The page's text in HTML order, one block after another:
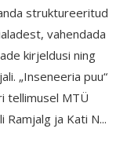
struktureeritud
vahendada
kirjeldusi ning
„Inseneeria puu“
tellimusel MTÜ
Ramjalg ja Kati N...